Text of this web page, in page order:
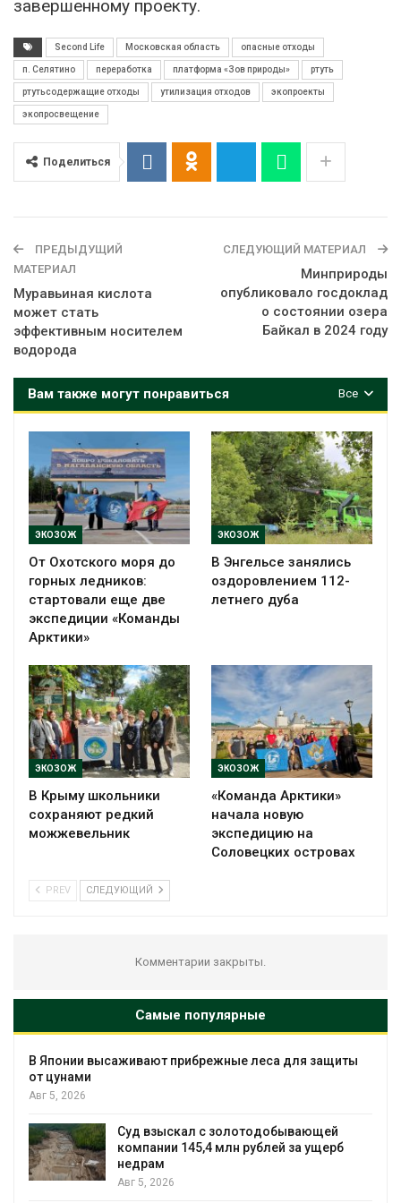
завершенному проекту.
Second Life Московская область опасные отходы
п. Селятино переработка платформа «Зов природы» ртуть
ртутьсодержащие отходы утилизация отходов экопроекты
экопросвещение
Поделиться
ПРЕДЫДУЩИЙ
МАТЕРИАЛ
Муравьиная кислота
может стать
эффективным носителем
водорода
СЛЕДУЮЩИЙ МАТЕРИАЛ
Минприроды
опубликовало госдоклад
о состоянии озера
Байкал в 2024 году
Все
Вам также могут понравиться
ЭКОЗОЖ
От Охотского моря до
горных ледников:
стартовали еще две
экспедиции «Команды
Арктики»
ЭКОЗОЖ
В Энгельсе занялись
оздоровлением 112-
летнего дуба
ЭКОЗОЖ
В Крыму школьники
сохраняют редкий
можжевельник
ЭКОЗОЖ
«Команда Арктики»
начала новую
экспедицию на
Соловецких островах
PREV СЛЕДУЮЩИЙ
Комментарии закрыты.
Самые популярные
леса для защиты
рублей за ущерб
Минприроды
Спасённые от